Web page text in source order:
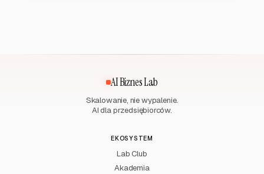
AI Biznes Lab
Skalowanie, nie wypalenie.
AI dla przedsiębiorców.
EKOSYSTEM
Lab Club
Akademia